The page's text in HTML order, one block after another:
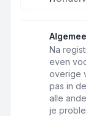
Na
even
overige
pas in
alle
je